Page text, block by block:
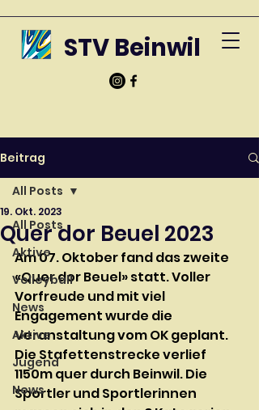
STV Beinwil
Beitrag
All Posts
Aktive
Volleyball
News
Aktive
Jugend
News
All Posts
Quer dor Beuel 2023
19. Okt. 2023
Am 07. Oktober fand das zweite
«Quer dor Beuel» statt. Voller
Vorfreude und mit viel
Engagement wurde die
Veranstaltung vom OK geplant.
Die Stafettenstrecke verlief
1150m quer durch Beinwil. Die
Sportler und Sportlerinnen